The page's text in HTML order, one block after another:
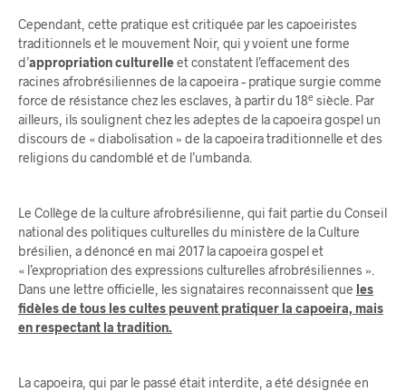
Cependant, cette pratique est critiquée par les capoeiristes
traditionnels et le mouvement Noir, qui y voient une forme
d’appropriation culturelleet constatent l’effacement des
racines afrobrésiliennes de la capoeira – pratique surgie comme
force de résistance chez les esclaves, à partir du 18e siècle. Par
ailleurs, ils soulignent chez les adeptes de la capoeira gospel un
discours de « diabolisation » de la capoeira traditionnelle et des
religions du candomblé et de l’umbanda.
Le Collège de la culture afrobrésilienne, qui fait partie du Conseil
national des politiques culturelles du ministère de la Culture
brésilien, a dénoncé en mai 2017 la capoeira gospel et
« l’expropriation des expressions culturelles afrobrésiliennes ».
Dans une lettre officielle, les signataires reconnaissent que les
fidèles de tous les cultes peuvent pratiquer la capoeira, mais
en respectant la tradition.
La capoeira, qui par le passé était interdite, a été désignée en